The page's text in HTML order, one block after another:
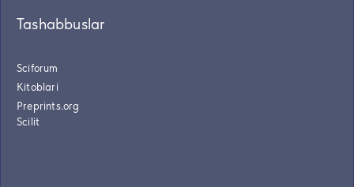
Tashabbuslar
Sciforum
Kitoblari
Preprints.org
Scilit